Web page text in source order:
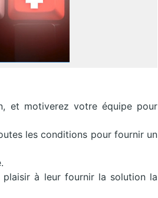
et motiverez votre équipe pour
les conditions pour fournir un
plaisir à leur fournir la solution la